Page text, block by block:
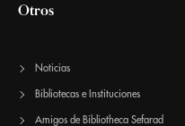
Otros
Noticias
Bibliotecas e Instituciones
Amigos de Bibliotheca Sefarad